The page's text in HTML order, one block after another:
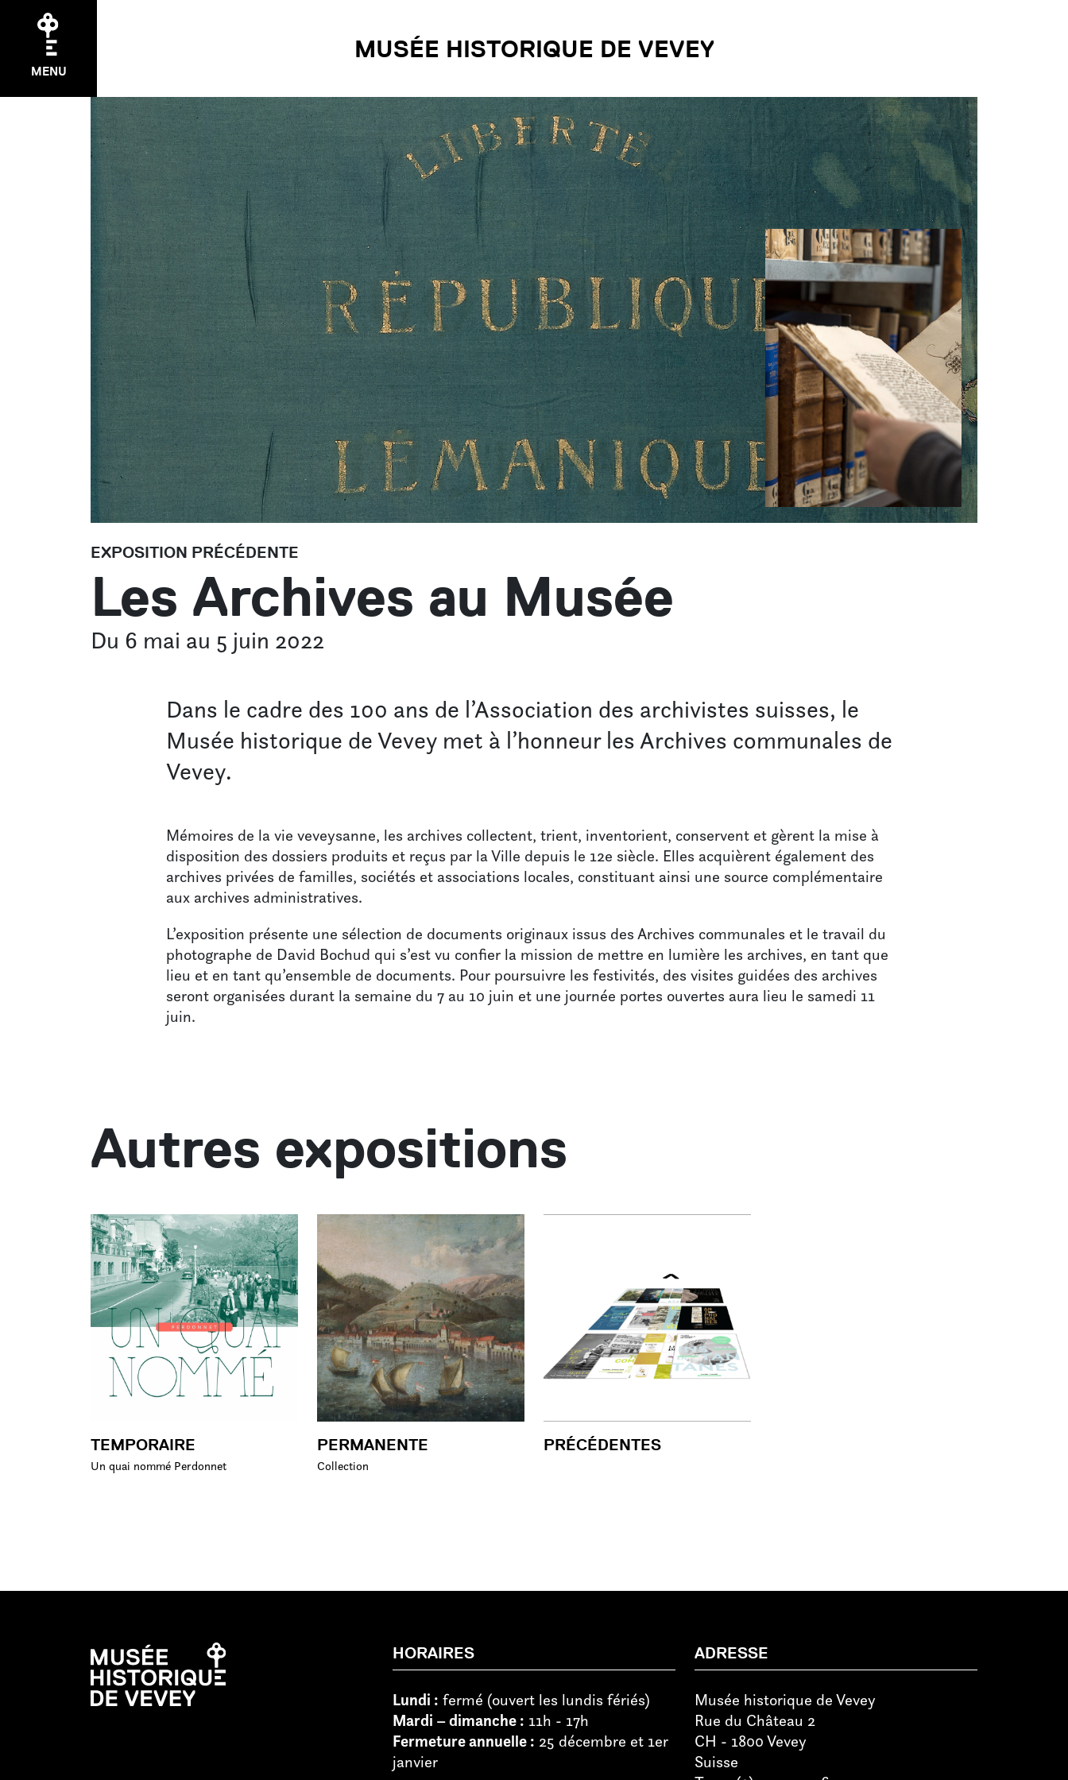
MENU
MUSÉE HISTORIQUE DE VEVEY
EXPOSITIONS
Temporaire
Permanente
Précédentes
ÉVÉNEMENTS
Agenda
Pakomuzé
Nuit des musées
En famille aux musées
VOTRE
Infos pratiques
Visites guidées
Pour les écoles
Boutique
À propos
L’équipe
Contact
EXPOSITION PRÉCÉDENTE
Les Archives au Musée
Du 6 mai au 5 juin 2022
Dans le cadre des 100 ans de l’Association des archivistes suisses, le
Musée historique de Vevey met à l’honneur les Archives communales de
Vevey.
Mémoires de la vie veveysanne, les archives collectent, trient, inventorient, conservent et gèrent la mise à
disposition des dossiers produits et reçus par la Ville depuis le 12e siècle. Elles acquièrent également des
archives privées de familles, sociétés et associations locales, constituant ainsi une source complémentaire
aux archives administratives.
L’exposition présente une sélection de documents originaux issus des Archives communales et le travail du
photographe de David Bochud qui s’est vu confier la mission de mettre en lumière les archives, en tant que
lieu et en tant qu’ensemble de documents. Pour poursuivre les festivités, des visites guidées des archives
seront organisées durant la semaine du 7 au 10 juin et une journée portes ouvertes aura lieu le samedi 11
juin.
Autres expositions
TEMPORAIRE
Un quai nommé Perdonnet
PERMANENTE
Collection
PRÉCÉDENTES
HORAIRES
Lundi : fermé (ouvert les lundis fériés)
Mardi – dimanche : 11h - 17h
Fermeture annuelle : 25 décembre et 1er
janvier
ADRESSE
Musée historique de Vevey
Rue du Château 2
CH - 1800 Vevey
Suisse